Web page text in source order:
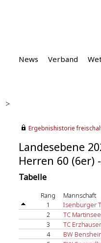
News Verband
>
Ergebnishistorie
Landesebene
Herren 60 (6er)
Tabelle
Rang
Mannschaft
1
Isenburger
2
TC
3
TC
4
BW